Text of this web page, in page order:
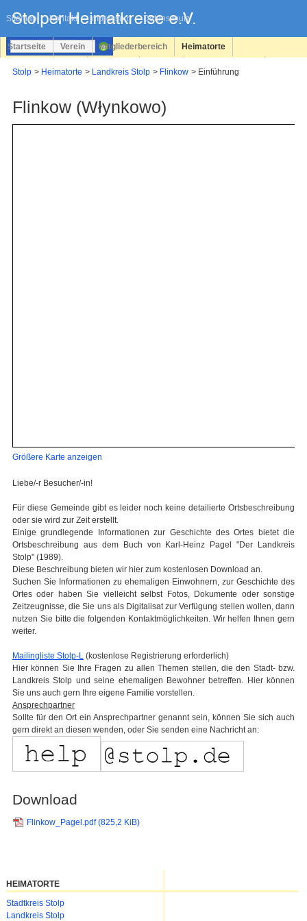
Sitemap Kontakt Impressum Datenschutz
überspringen
Startseite Verein Mitgliederbereich Heimatorte
Stolp Heimatorte Landkreis Stolp Flinkow Einführung
Flinkow (Włynkowo)
Größere Karte anzeigen
Liebe/-r Besucher/-in!
Für diese Gemeinde gibt es leider noch keine detailierte Ortsbeschreibung
oder sie wird zur Zeit erstellt.
Einige grundlegende Informationen zur Geschichte des Ortes bietet die
Ortsbeschreibung aus dem Buch von Karl-Heinz Pagel "Der Landkreis
Stolp" (1989).
Diese Beschreibung bieten wir hier zum kostenlosen Download an.
Suchen Sie Informationen zu ehemaligen Einwohnern, zur Geschichte des
Ortes oder haben Sie vielleicht selbst Fotos, Dokumente oder sonstige
Zeitzeugnisse, die Sie uns als Digitalisat zur Verfügung stellen wollen, dann
nutzen Sie bitte die folgenden Kontaktmöglichkeiten. Wir helfen Ihnen gern
weiter.
Mailingliste Stolp-L (kostenlose Registrierung erforderlich)
Hier können Sie Ihre Fragen zu allen Themen stellen, die den Stadt- bzw.
Landkreis Stolp und seine ehemaligen Bewohner betreffen. Hier können
Sie uns auch gern Ihre eigene Familie vorstellen.
Ansprechpartner
Sollte für den Ort ein Ansprechpartner genannt sein, können Sie sich auch
gern direkt an diesen wenden, oder Sie senden eine Nachricht an:
Download
Flinkow_Pagel.pdf(825,2 KiB)
HEIMATORTE
Navigation
überspringen
Stadtkreis Stolp
Landkreis Stolp